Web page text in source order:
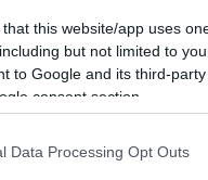
that this website/app uses
but not limited to
to Google and its third-
consent section.
Data Processing Opt Outs